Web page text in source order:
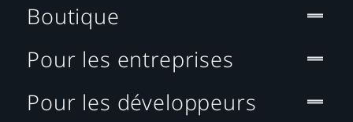
Boutique
Pour les entreprises
Pour les développeurs